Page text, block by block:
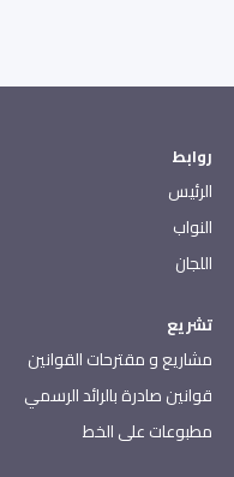
روابط
الرئيس
النواب
اللجان
تشريع
مشاريع و مقترحات القوانين
قوانين صادرة بالرائد الرسمي
مطبوعات على الخط